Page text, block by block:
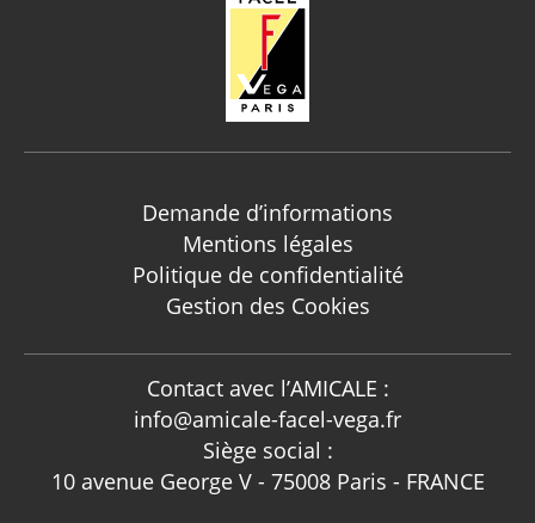
Demande d’informations
Mentions légales
Politique de confidentialité
Gestion des Cookies
Contact avec l’AMICALE :
info@amicale-facel-vega.fr
Siège social :
10 avenue George V - 75008 Paris - FRANCE